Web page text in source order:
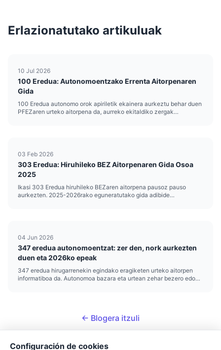
Erlazionatutako artikuluak
10 Jul 2026
100 Eredua: Autonomoentzako Errenta Aitorpenaren
Gida
100 Eredua autonomo orok apiriletik ekainera aurkeztu behar duen
PFEZaren urteko aitorpena da, aurreko ekitaldiko zergak
03 Feb 2026
303 Eredua: Hiruhileko BEZ Aitorpenaren Gida Osoa
2025
Ikasi 303 Eredua hiruhileko BEZaren aitorpena pausoz pauso
aurkezten. 2025-2026rako eguneratutako gida adibide
04 Jun 2026
347 eredua autonomoentzat: zer den, nork aurkezten
duen eta 2026ko epeak
347 eredua hirugarrenekin egindako eragiketen urteko aitorpen
informatiboa da. Autonomoa bazara eta urtean zehar bezero edo
← Blogera itzuli
Configuración de cookies